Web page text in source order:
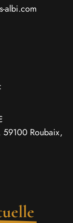
albi.com
59100 Roubaix,